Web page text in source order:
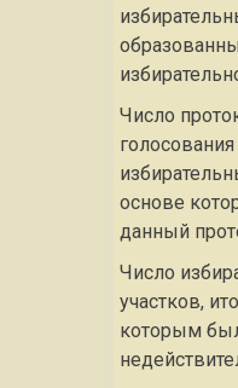
Число
основе
данный
Число
участков,
которым